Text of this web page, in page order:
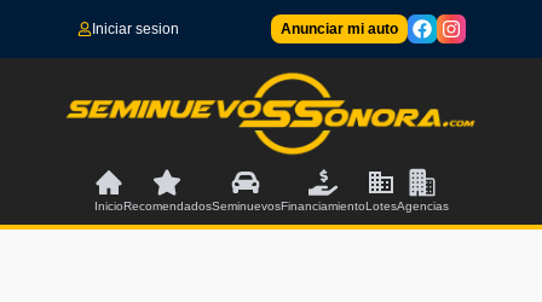
Iniciar sesion Anunciar mi auto
InicioRecomendadosSeminuevosFinanciamientoLotesAgencias